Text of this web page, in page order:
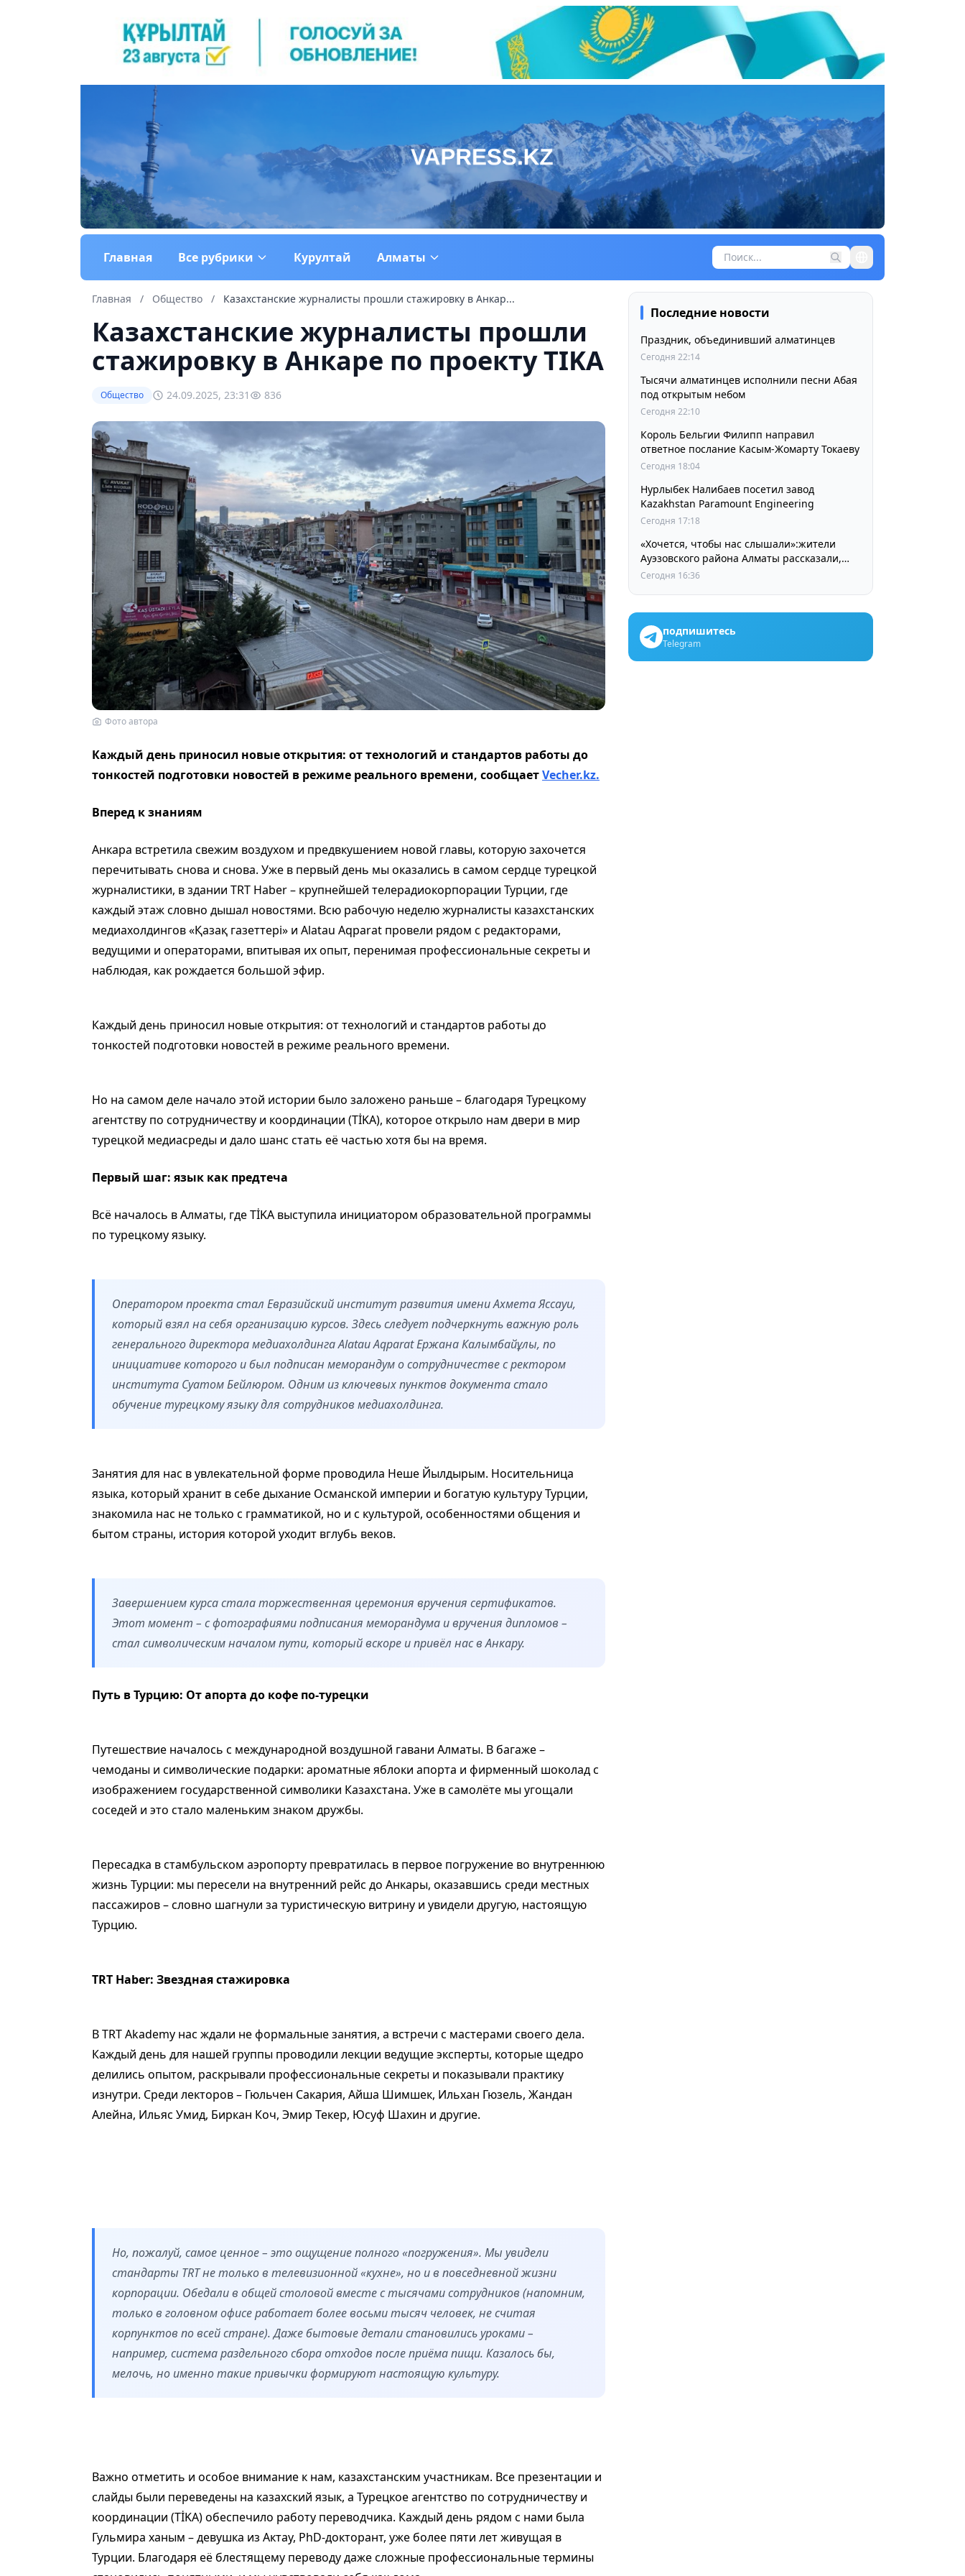
Главная Все рубрики Курултай Алматы
Главная / Общество / Казахстанские журналисты прошли стажировку в Анкар...
Казахстанские журналисты прошли
стажировку в Анкаре по проекту TIKA
Общество 24.09.2025, 23:31 836
Фото автора
Каждый день приносил новые открытия: от технологий и стандартов работы до
тонкостей подготовки новостей в режиме реального времени, сообщаетVecher.kz.
Вперед к знаниям
Анкара встретила свежим воздухом и предвкушением новой главы, которую захочется
перечитывать снова и снова. Уже в первый день мы оказались в самом сердце турецкой
журналистики, в здании TRT Haber – крупнейшей телерадиокорпорации Турции, где
каждый этаж словно дышал новостями. Всю рабочую неделю журналисты казахстанских
медиахолдингов «Қазақ газеттері» и Аlatau Aqparat провели рядом с редакторами,
ведущими и операторами, впитывая их опыт, перенимая профессиональные секреты и
наблюдая, как рождается большой эфир.
Каждый день приносил новые открытия: от технологий и стандартов работы до
тонкостей подготовки новостей в режиме реального времени.
Но на самом деле начало этой истории было заложено раньше – благодаря Турецкому
агентству по сотрудничеству и координации (TİKA), которое открыло нам двери в мир
турецкой медиасреды и дало шанс стать её частью хотя бы на время.
Первый шаг: язык как предтеча
Всё началось в Алматы, где TİKA выступила инициатором образовательной программы
по турецкому языку.
Оператором проекта стал Евразийский институт развития имени Ахмета Яссауи,
который взял на себя организацию курсов. Здесь следует подчеркнуть важную роль
генерального директора медиахолдинга Аlatau Aqparat Ержана Калымбайұлы, по
инициативе которого и был подписан меморандум о сотрудничестве с ректором
института Суатом Бейлюром. Одним из ключевых пунктов документа стало
обучение турецкому языку для сотрудников медиахолдинга.
Занятия для нас в увлекательной форме проводила Неше Йылдырым. Носительница
языка, который хранит в себе дыхание Османской империи и богатую культуру Турции,
знакомила нас не только с грамматикой, но и с культурой, особенностями общения и
бытом страны, история которой уходит вглубь веков.
Завершением курса стала торжественная церемония вручения сертификатов.
Этот момент – с фотографиями подписания меморандума и вручения дипломов –
стал символическим началом пути, который вскоре и привёл нас в Анкару.
Путь в Турцию: От апорта до кофе по-турецки
Путешествие началось с международной воздушной гавани Алматы. В багаже –
чемоданы и символические подарки: ароматные яблоки апорта и фирменный шоколад с
изображением государственной символики Казахстана. Уже в самолёте мы угощали
соседей и это стало маленьким знаком дружбы.
Пересадка в стамбульском аэропорту превратилась в первое погружение во внутреннюю
жизнь Турции: мы пересели на внутренний рейс до Анкары, оказавшись среди местных
пассажиров – словно шагнули за туристическую витрину и увидели другую, настоящую
Турцию.
TRT Haber: Звездная стажировка
В TRT Akademy нас ждали не формальные занятия, а встречи с мастерами своего дела.
Каждый день для нашей группы проводили лекции ведущие эксперты, которые щедро
делились опытом, раскрывали профессиональные секреты и показывали практику
изнутри. Среди лекторов – Гюльчен Сакария, Айша Шимшек, Ильхан Гюзель, Жандан
Алейна, Ильяс Умид, Биркан Коч, Эмир Текер, Юсуф Шахин и другие.
Но, пожалуй, самое ценное – это ощущение полного «погружения». Мы увидели
стандарты TRT не только в телевизионной «кухне», но и в повседневной жизни
корпорации. Обедали в общей столовой вместе с тысячами сотрудников (напомним,
только в головном офисе работает более восьми тысяч человек, не считая
корпунктов по всей стране). Даже бытовые детали становились уроками –
например, система раздельного сбора отходов после приёма пищи. Казалось бы,
мелочь, но именно такие привычки формируют настоящую культуру.
Важно отметить и особое внимание к нам, казахстанским участникам. Все презентации и
слайды были переведены на казахский язык, а Турецкое агентство по сотрудничеству и
координации (TİKA) обеспечило работу переводчика. Каждый день рядом с нами была
Гульмира ханым – девушка из Актау, PhD-докторант, уже более пяти лет живущая в
Турции. Благодаря её блестящему переводу даже сложные профессиональные термины
Последние новости
Праздник, объединивший алматинцев
Сегодня 22:14
Тысячи алматинцев исполнили песни Абая
под открытым небом
Сегодня 22:10
Король Бельгии Филипп направил
ответное послание Касым-Жомарту Токаеву
Сегодня 18:04
Нурлыбек Налибаев посетил завод
Kazakhstan Paramount Engineering
Сегодня 17:18
«Хочется, чтобы нас слышали»:жители
Ауэзовского района Алматы рассказали,
чего ждут от выборов депутатов Курултая
Сегодня 16:36
подпишитесь
Telegram